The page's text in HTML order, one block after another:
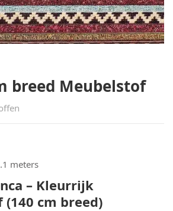
breed Meubelstof
meters
– Kleurrijk
cm breed)